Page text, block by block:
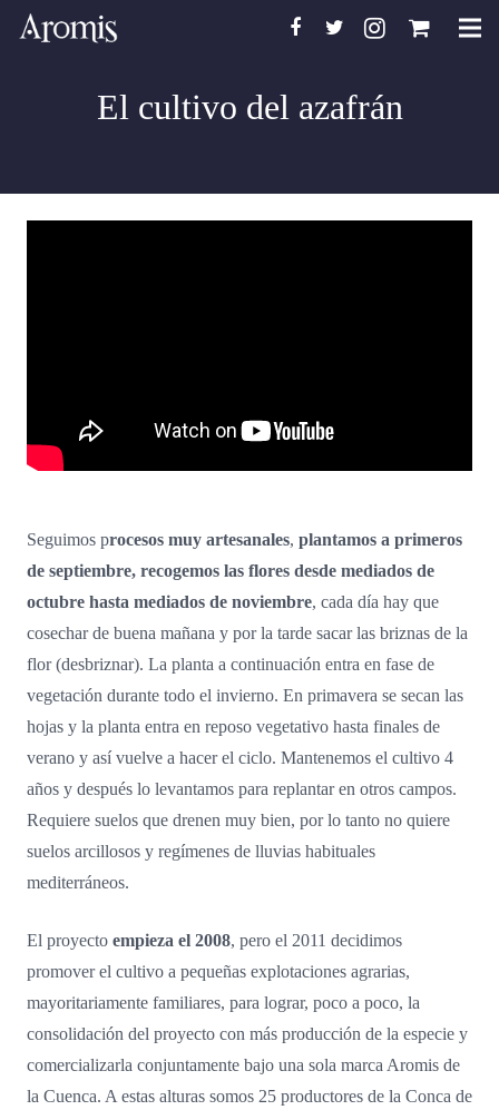
Español
El cultivo del azafrán
Seguimos procesos muy artesanales, plantamos a primeros
de septiembre, recogemos las flores desde mediados de
octubre hasta mediados de noviembre, cada día hay que
cosechar de buena mañana y por la tarde sacar las briznas de la
flor (desbriznar). La planta a continuación entra en fase de
vegetación durante todo el invierno. En primavera se secan las
hojas y la planta entra en reposo vegetativo hasta finales de
verano y así vuelve a hacer el ciclo. Mantenemos el cultivo 4
años y después lo levantamos para replantar en otros campos.
Requiere suelos que drenen muy bien, por lo tanto no quiere
suelos arcillosos y regímenes de lluvias habituales
mediterráneos.
El proyecto empieza el 2008, pero el 2011 decidimos
promover el cultivo a pequeñas explotaciones agrarias,
mayoritariamente familiares, para lograr, poco a poco, la
consolidación del proyecto con más producción de la especie y
comercializarla conjuntamente bajo una sola marca Aromis de
la Cuenca. A estas alturas somos 25 productores de la Conca de